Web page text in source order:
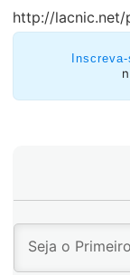
http://lacnic.net/